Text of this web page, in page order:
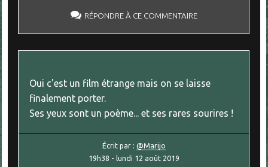
RÉPONDRE À CE COMMENTAIRE
Oui c'est un film étrange mais on se laisse
finalement porter.
Ses yeux sont un poème... et ses rares sourires !
Écrit par : @Marijo
19h38 - lundi 12 août 2019